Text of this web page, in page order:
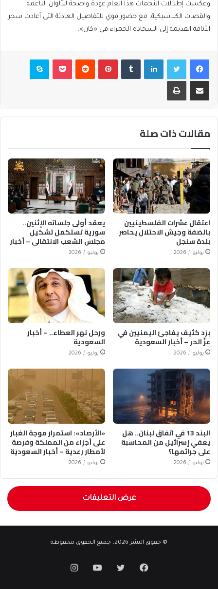
وعكست إطلالات النجمات هذا العام عودة واضحة للألوان الناعمة
والقصات الكلاسيكية، مع حضور قوي للتفاصيل الهادئة التي أعادت سحر
الأناقة القديمة إلى السجادة الحمراء في «كان».
فيسبوكتويتر لينكدإن بينتيريست بوكيت سكايب
مشاركة عبر البريد طباعة
مقالات ذات صلة
اعتقال عشرات الفلسطينيين
بالضفة وجيش الاحتلال يحاصر
بلدة سنجل
يوليو 1, 2026
يعقد أولى جلساته الإثنين..
سورية تستكمل تشكيل
مجلس الشعب الانتقالي – أخبار
السعودية
يوليو 1, 2026
برَد كثيف يفاجئ اليمنيين في
عزّ الحر – أخبار السعودية
يوليو 1, 2026
ورحل نهر العطاء.. – أخبار
السعودية
يوليو 1, 2026
البند 13 في اتفاق لبنان.. هل
يعفي إسرائيل من المحاسبة
على جرائمها؟
يوليو 1, 2026
«الأرصاد»: استمرار موجة الغبار
على أجزاء من المملكة وفرصة
لأمطار رعدية – أخبار السعودية
يوليو 1, 2026
عرض التعليقات
© حقوق النشر 2026، جميع الحقوق محفوظة
فيسبوكتويتر يوتيوبانستقرام